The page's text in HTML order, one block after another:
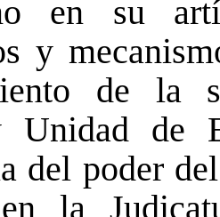
en su
y
de la
Unidad de
del poder
la